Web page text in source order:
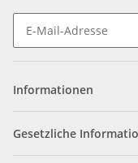
Informationen
Gesetzliche